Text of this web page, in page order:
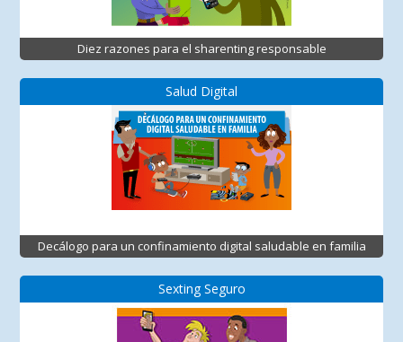
Diez razones para el sharenting responsable
Salud Digital
Decálogo para un confinamiento digital saludable en familia
Sexting Seguro